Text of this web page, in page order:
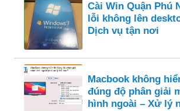
Cài Win Quận Phú
lỗi không lên
Dịch vụ tận nơi
Macbook không
đúng độ phân giải
hình ngoài – Xử lý